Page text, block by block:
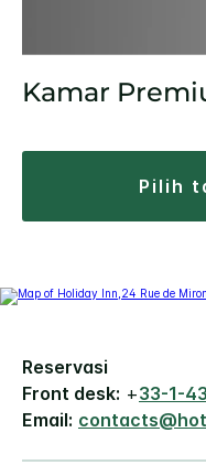
Kamar
pilih
Reservasi
Front desk: +33-1-
Email: